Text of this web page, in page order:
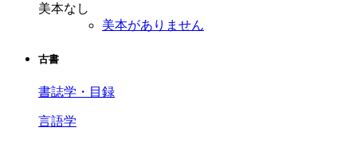
美本なし
美本がありません
古書
書誌学・目録
言語学